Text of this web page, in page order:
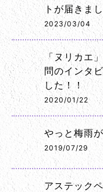
トが届きま
2023/03/04
「ヌリカエ
問のインタ
した！！
2020/01/22
やっと梅雨
2019/07/29
アステック